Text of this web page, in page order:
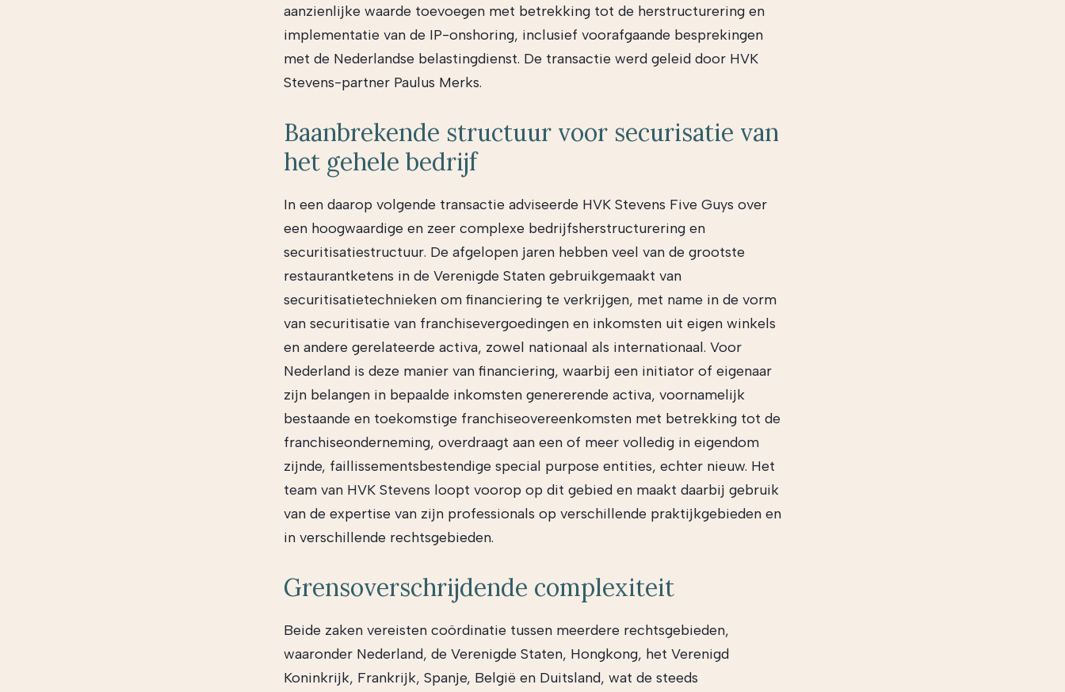
aanzienlijke waarde toevoegen met betrekking tot de herstructurering en
implementatie van de IP-onshoring, inclusief voorafgaande besprekingen
met de Nederlandse belastingdienst. De transactie werd geleid door HVK
Stevens-partner Paulus Merks.
Baanbrekende structuur voor securisatie van
het gehele bedrijf
In een daarop volgende transactie adviseerde HVK Stevens Five Guys over
een hoogwaardige en zeer complexe bedrijfsherstructurering en
securitisatiestructuur. De afgelopen jaren hebben veel van de grootste
restaurantketens in de Verenigde Staten gebruikgemaakt van
securitisatietechnieken om financiering te verkrijgen, met name in de vorm
van securitisatie van franchisevergoedingen en inkomsten uit eigen winkels
en andere gerelateerde activa, zowel nationaal als internationaal. Voor
Nederland is deze manier van financiering, waarbij een initiator of eigenaar
zijn belangen in bepaalde inkomsten genererende activa, voornamelijk
bestaande en toekomstige franchiseovereenkomsten met betrekking tot de
franchiseonderneming, overdraagt aan een of meer volledig in eigendom
zijnde, faillissementsbestendige special purpose entities, echter nieuw. Het
team van HVK Stevens loopt voorop op dit gebied en maakt daarbij gebruik
van de expertise van zijn professionals op verschillende praktijkgebieden en
in verschillende rechtsgebieden.
Grensoverschrijdende complexiteit
Beide zaken vereisten coördinatie tussen meerdere rechtsgebieden,
waaronder Nederland, de Verenigde Staten, Hongkong, het Verenigd
Koninkrijk, Frankrijk, Spanje, België en Duitsland, wat de steeds